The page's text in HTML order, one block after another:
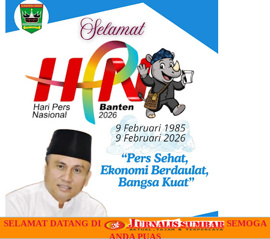
SELAMAT DATANG DI
SEMOGA
ANDA PUAS